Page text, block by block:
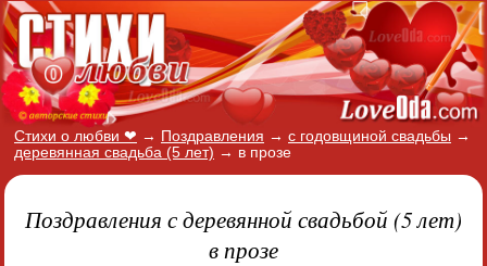
Стихи о любви ❤ → Поздравления → с годовщиной свадьбы →
деревянная свадьба (5 лет) → в прозе
Поздравления с деревянной свадьбой (5 лет)
в прозе